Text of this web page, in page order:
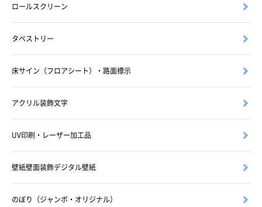
ロールスクリーン
タペストリー
床サイン（フロアシート）・路面標示
アクリル装飾文字
UV印刷・レーザー加工品
壁紙壁面装飾デジタル壁紙
のぼり（ジャンボ・オリジナル）